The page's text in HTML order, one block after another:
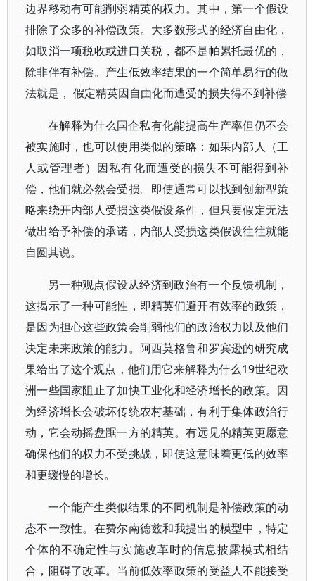
边界移动有可能削弱精英的权力。其中，第一个假设
排除了众多的补偿政策。大多数形式的经济自由化，
如取消一项税收或进口关税，都不是帕累托最优的，
除非伴有补偿。产生低效率结果的一个简单易行的做
法就是， 假定精英因自由化而遭受的损失得不到补偿
在解释为什么国企私有化能提高生产率但仍不会
被实施时，也可以使用类似的策略：如果内部人（工
人或管理者）因私有化而遭受的损失不可能得到补
偿，他们就必然会受损。即使通常可以找到创新型策
略来绕开内部人受损这类假设条件，但只要假定无法
做出给予补偿的承诺，内部人受损这类假设往往就能
自圆其说。
另一种观点假设从经济到政治有一个反馈机制，
这揭示了一种可能性，即精英们避开有效率的政策，
是因为担心这些政策会削弱他们的政治权力以及他们
决定未来政策的能力。阿西莫格鲁和罗宾逊的研究成
果给出了这个观点，他们用它来解释为什么19世纪欧
洲一些国家阻止了加快工业化和经济增长的政策。因
为经济增长会破坏传统农村基础，有利于集体政治行
动，它会动摇盘踞一方的精英。有远见的精英更愿意
确保他们的权力不受挑战，即使这意味着更低的效率
和更缓慢的增长。
一个能产生类似结果的不同机制是补偿政策的动
态不一致性。在费尔南德兹和我提出的模型中，特定
个体的不确定性与实施改革时的信息披露模式相结
合，阻碍了改革。当前低效率政策的受益人不能接受